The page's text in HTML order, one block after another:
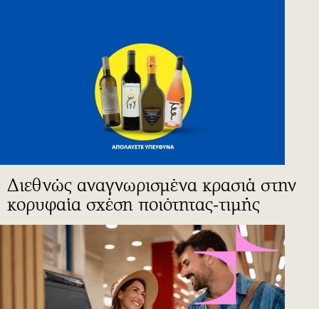
Διεθνώς αναγνωρισμένα κρασιά στην
κορυφαία σχέση ποιότητας-τιμής